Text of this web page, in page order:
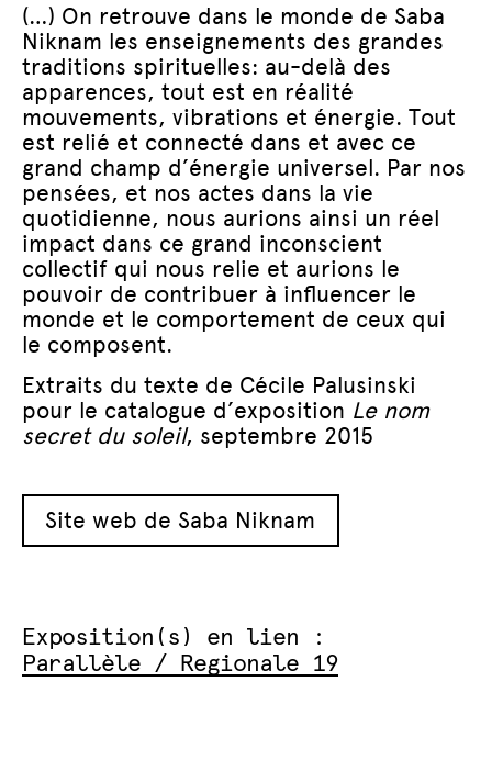
(…) On retrouve dans le monde de Saba
Niknam les enseignements des grandes
traditions spirituelles: au-delà des
apparences, tout est en réalité
mouvements, vibrations et énergie. Tout
est relié et connecté dans et avec ce
grand champ d’énergie universel. Par nos
pensées, et nos actes dans la vie
quotidienne, nous aurions ainsi un réel
impact dans ce grand inconscient
collectif qui nous relie et aurions le
pouvoir de contribuer à influencer le
monde et le comportement de ceux qui
le composent.
Extraits du texte de Cécile Palusinski
pour le catalogue d’exposition Le nom
secret du soleil, septembre 2015
Site web de Saba Niknam
Exposition(s) en lien :
Parallèle / Regionale 19